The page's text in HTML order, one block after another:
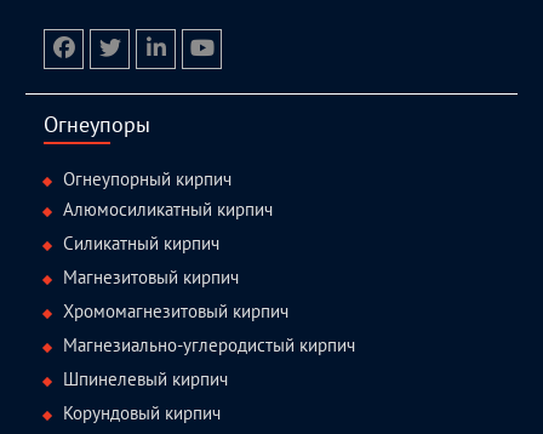
Огнеупоры
Огнеупорный кирпич
Алюмосиликатный кирпич
Силикатный кирпич
Магнезитовый кирпич
Хромомагнезитовый кирпич
Магнезиально-углеродистый кирпич
Шпинелевый кирпич
Корундовый кирпич